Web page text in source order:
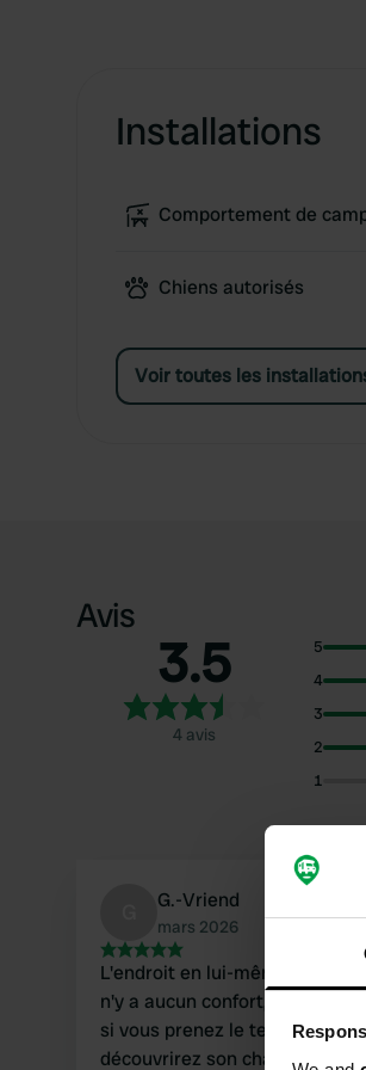
Installations
Comportement de
Chiens autorisés
Voir toutes les
Avis
3.5
4 avis
5
4
3
2
1
G.-Vriend
mars 2026
L'endroit en lui-même n'a rien
n'y a aucun confort, juste un sac-
si vous prenez le temps de
découvrirez son charme et sa